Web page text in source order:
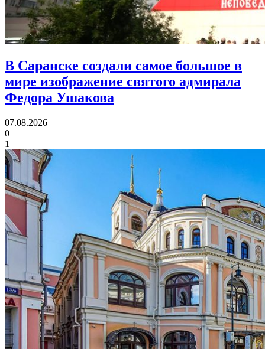
В Саранске создали самое большое в
мире изображение святого адмирала
Федора Ушакова
07.08.2026
0
1